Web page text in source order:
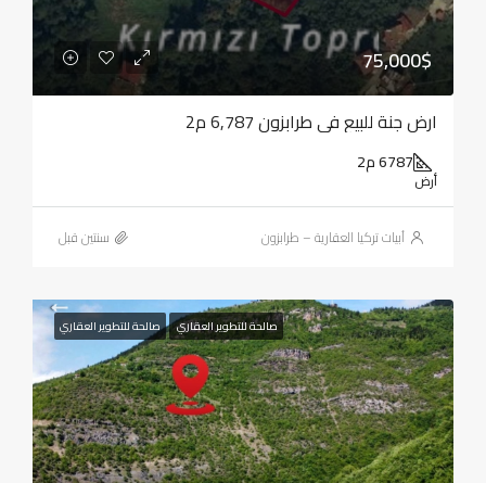
75,000$
ارض جنة للبيع في طرابزون 6,787 م2
6787 م2
أرض
أبيات تركيا العقارية – طرابزون ‏سنتين قبل
صالحة للتطوير العقاري صالحة للتطوير العقاري